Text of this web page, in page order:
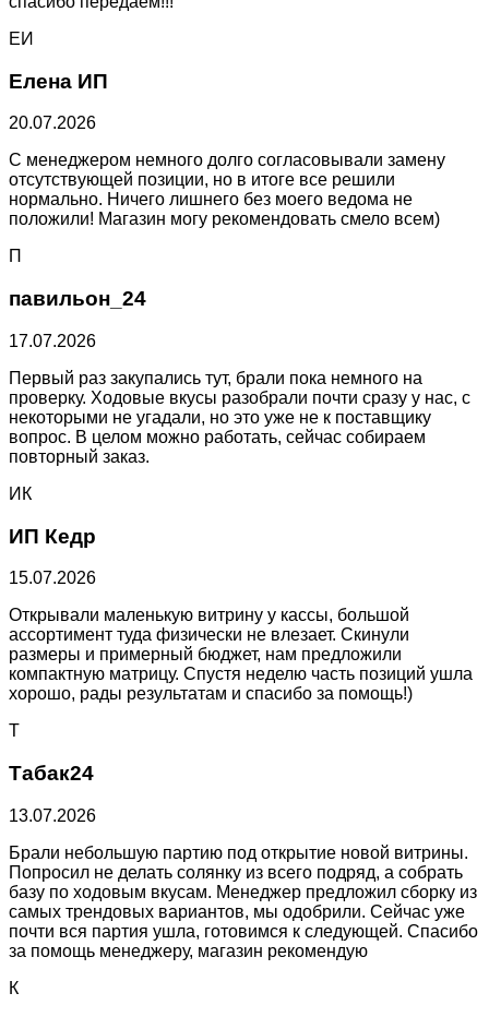
ЕИ
Елена ИП
20.07.2026
С менеджером немного долго согласовывали замену
отсутствующей позиции, но в итоге все решили
нормально. Ничего лишнего без моего ведома не
положили! Магазин могу рекомендовать смело всем)
П
павильон_24
17.07.2026
Первый раз закупались тут, брали пока немного на
проверку. Ходовые вкусы разобрали почти сразу у нас, с
некоторыми не угадали, но это уже не к поставщику
вопрос. В целом можно работать, сейчас собираем
повторный заказ.
ИК
ИП Кедр
15.07.2026
Открывали маленькую витрину у кассы, большой
ассортимент туда физически не влезает. Скинули
размеры и примерный бюджет, нам предложили
компактную матрицу. Спустя неделю часть позиций ушла
хорошо, рады результатам и спасибо за помощь!)
Т
Табак24
13.07.2026
Брали небольшую партию под открытие новой витрины.
Попросил не делать солянку из всего подряд, а собрать
базу по ходовым вкусам. Менеджер предложил сборку из
самых трендовых вариантов, мы одобрили. Сейчас уже
почти вся партия ушла, готовимся к следующей. Спасибо
за помощь менеджеру, магазин рекомендую
К